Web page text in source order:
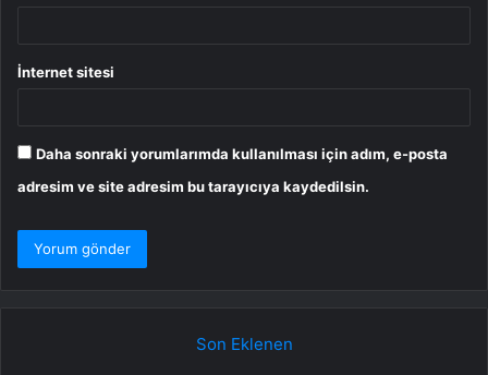
İnternet sitesi
Daha sonraki yorumlarımda kullanılması için adım, e-posta
adresim ve site adresim bu tarayıcıya kaydedilsin.
Son Eklenen